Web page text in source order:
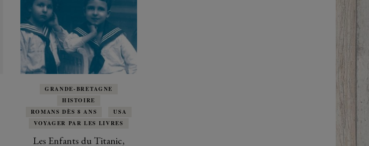
GRANDE-BRETAGNE
HISTOIRE
ROMANS DÈS 8 ANS
USA
VOYAGER PAR LES LIVRES
Les Enfants du Titanic,